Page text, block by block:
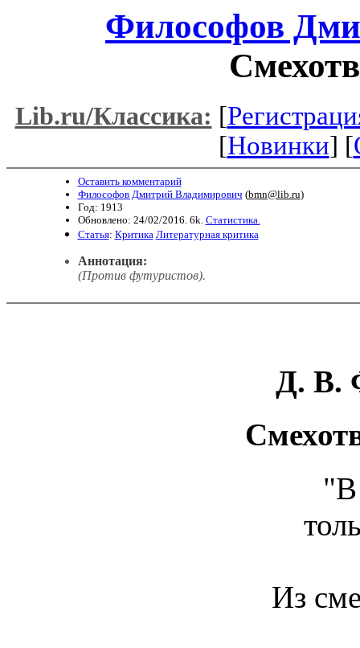
Философов
Lib.ru/Классика: [
[Новинки] [
Оставить комментарий
Философов Дмитрий Владимирович (bmn@lib.ru)
Год: 1913
Обновлено: 24/02/2016. 6k. Статистика.
Статья: Критика Литературная критика
Аннотация:
(Против футуристов).
Д. В.
"В
Из